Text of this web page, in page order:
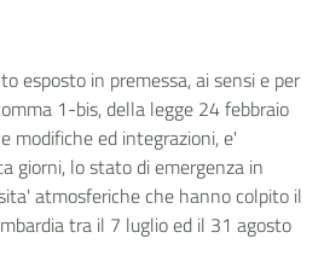
esposto in premessa, ai sensi e per
1-bis, della legge 24 febbraio
modifiche ed integrazioni, e'
giorni, lo stato di emergenza in
atmosferiche che hanno colpito il
tra il 7 luglio ed il 31 agosto